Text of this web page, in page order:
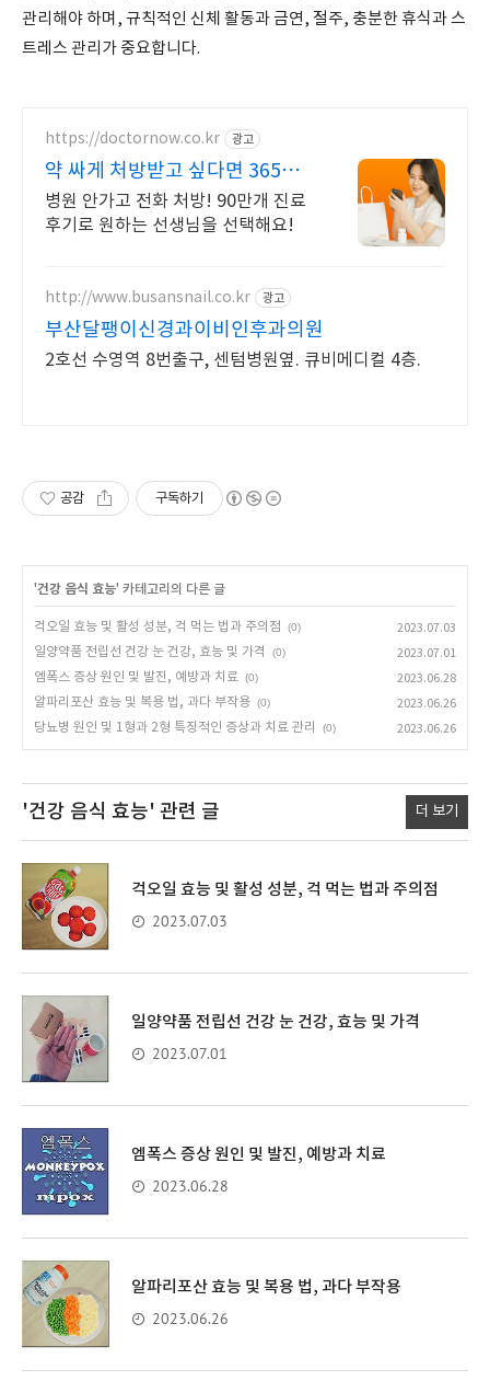
관리해야 하며, 규칙적인 신체 활동과 금연, 절주, 충분한 휴식과 스
트레스 관리가 중요합니다.
https://doctornow.co.kr 광고
약 싸게 처방받고 싶다면 365일
24시간 진료가능
병원 안가고 전화 처방! 90만개 진료
후기로 원하는 선생님을 선택해요!
http://www.busansnail.co.kr 광고
부산달팽이신경과이비인후과의원
2호선 수영역 8번출구, 센텀병원옆. 큐비메디컬 4층.
공감 구독하기
'건강 음식 효능' 카테고리의 다른 글
걱오일 효능 및 활성 성분, 걱 먹는 법과 주의점 (0)
2023.07.03
일양약품 전립선 건강 눈 건강, 효능 및 가격
(0)
2023.07.01
엠폭스 증상 원인 및 발진, 예방과 치료 (0)
2023.06.28
알파리포산 효능 및 복용 법, 과다 부작용 (0)
2023.06.26
당뇨병 원인 및 1형과 2형 특징적인 증상과 치료 관리
(0) 2023.06.26
'건강 음식 효능' 관련 글 더 보기
걱오일 효능 및 활성 성분, 걱 먹는 법과 주의점
2023.07.03
일양약품 전립선 건강 눈 건강, 효능 및 가격
2023.07.01
엠폭스 증상 원인 및 발진, 예방과 치료
2023.06.28
알파리포산 효능 및 복용 법, 과다 부작용
2023.06.26